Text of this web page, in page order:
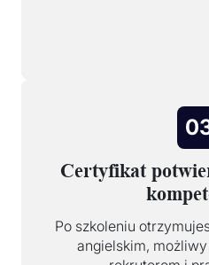
Certyfikat
Po szkoleniu
angielskim,